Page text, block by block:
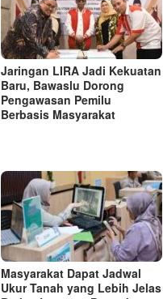
Jaringan LIRA Jadi Kekuatan
Baru, Bawaslu Dorong
Pengawasan Pemilu
Berbasis Masyarakat
Masyarakat Dapat Jadwal
Ukur Tanah yang Lebih Jelas